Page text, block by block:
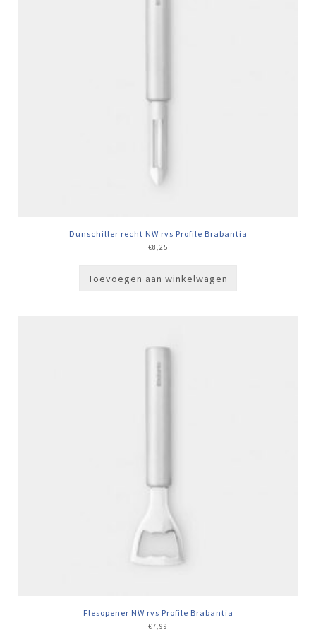
Dunschiller recht NW rvs Profile Brabantia
€8,25
Toevoegen aan winkelwagen
Flesopener NW rvs Profile Brabantia
€7,99